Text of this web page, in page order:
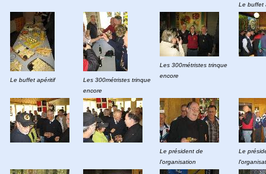
Le buffet
Le buffet apéritif
Les 300métristes trinque
encore
Les 300métristes trinque
encore
Le président de
l'organisation
Le